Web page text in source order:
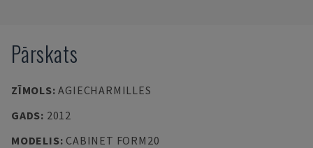
Pārskats
ZĪMOLS:AGIECHARMILLES
GADS: 2012
MODELIS: CABINET FORM20